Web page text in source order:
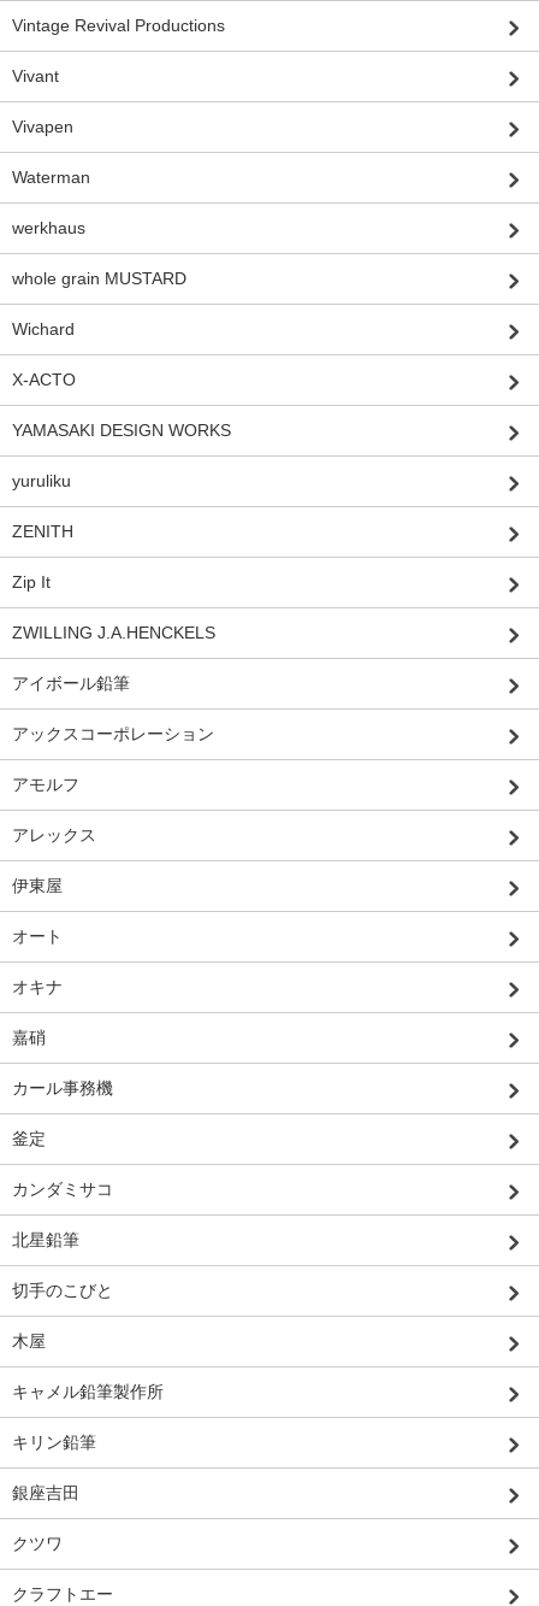
Vintage Revival Productions
Vivant
Vivapen
Waterman
werkhaus
whole grain MUSTARD
Wichard
X-ACTO
YAMASAKI DESIGN WORKS
yuruliku
ZENITH
Zip It
ZWILLING J.A.HENCKELS
アイボール鉛筆
アックスコーポレーション
アモルフ
アレックス
伊東屋
オート
オキナ
嘉硝
カール事務機
釜定
カンダミサコ
北星鉛筆
切手のこびと
木屋
キャメル鉛筆製作所
キリン鉛筆
銀座吉田
クツワ
クラフトエー